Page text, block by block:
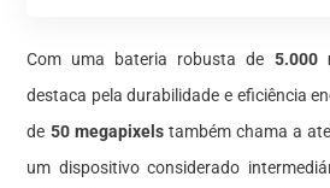
Com uma bateria robusta de 5.000
destaca pela durabilidade e eficiência
de 50 megapixelstambém chama a
um dispositivo considerado